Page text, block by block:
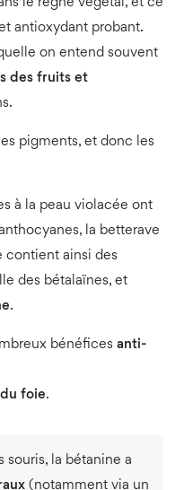
le règne végétal, et ce
antioxydant probant.
on entend souvent
des fruits et
pigments, et donc les
à la peau violacée ont
la betterave
contient ainsi des
des bétalaïnes, et
.
bénéfices anti-
foie.
souris, la bétanine a
(notamment via un